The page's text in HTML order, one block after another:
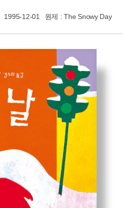
1995-12-01 원제 : The Snowy Day